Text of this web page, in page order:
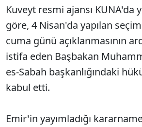
Kuveyt resmi ajansı KUNA'da
göre, 4 Nisan'da yapılan
cuma günü açıklanmasının
istifa eden Başbakan
es-Sabah başkanlığındaki
kabul etti.
Emir'in yayımladığı